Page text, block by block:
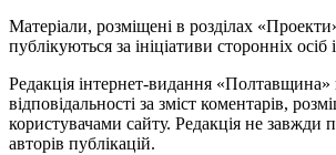
Матеріали, розміщені в розділах
публікуються за ініціативи сторонніх
Редакція інтернет-видання «Полтавщина»
відповідальності за зміст коментарів,
користувачами сайту. Редакція не завжди
авторів публікацій.